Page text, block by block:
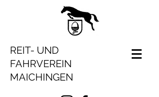
REIT- UND
FAHRVEREIN
MAICHINGEN